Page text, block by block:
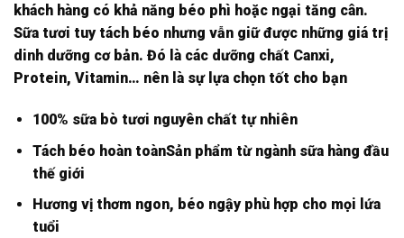
khách hàng có khả năng béo phì hoặc ngại tăng cân.
Sữa tươi tuy tách béo nhưng vẫn giữ được những giá trị
dinh dưỡng cơ bản. Đó là các dưỡng chất Canxi,
Protein, Vitamin… nên là sự lựa chọn tốt cho bạn
100% sữa bò tươi nguyên chất tự nhiên
Tách béo hoàn toànSản phẩm từ ngành sữa hàng đầu
thế giới
Hương vị thơm ngon, béo ngậy phù hợp cho mọi lứa
tuổi